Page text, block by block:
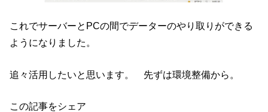
これでサーバーとPCの間でデーターのやり取りができる
ようになりました。
追々活用したいと思います。 先ずは環境整備から。
この記事をシェア